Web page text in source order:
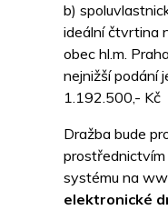
b)
ideální čtvrtina
obec hl.m.
nejnižší podání
1.192.500,- Kč
Dražba bude
systému na
elektronické